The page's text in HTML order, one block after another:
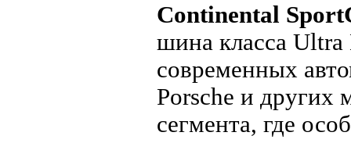
Continental
шина класса Ultra
современных
Porsche и других
сегмента, где